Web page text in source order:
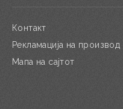
Контакт
Рекламација на производ
Мапа на сајтот